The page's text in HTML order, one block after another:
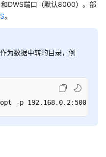
DWS端口（默认8000）。部
。
为数据中转的目录，例
-p 192.168.0.2:5000